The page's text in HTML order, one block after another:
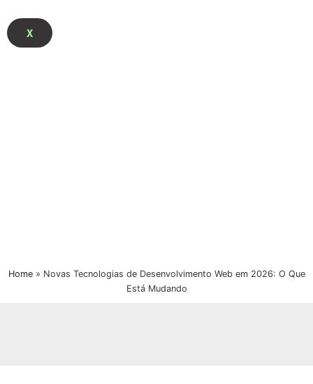
X
Home» Novas Tecnologias de Desenvolvimento Web em 2026: O Que
Está Mudando